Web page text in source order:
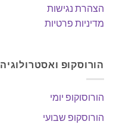
הצהרת נגישות
מדיניות פרטיות
הורוסקופ ואסטרולוגיה
הורוסוקופ יומי
הורוסקופ שבועי